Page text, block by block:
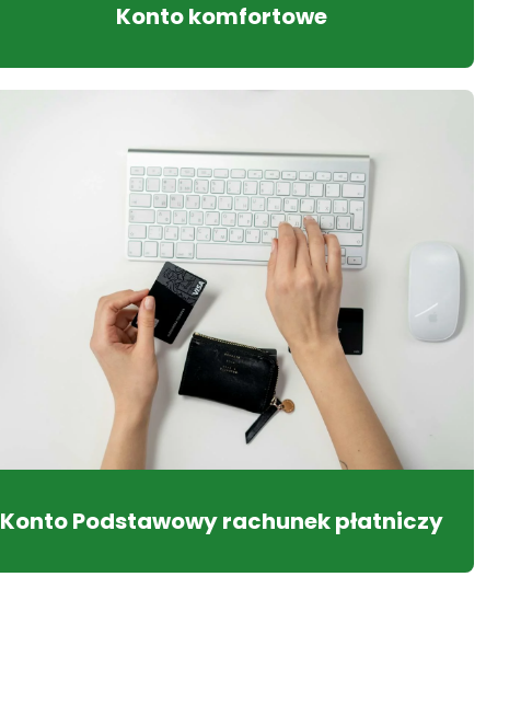
Konto komfortowe
Konto Podstawowy rachunek płatniczy